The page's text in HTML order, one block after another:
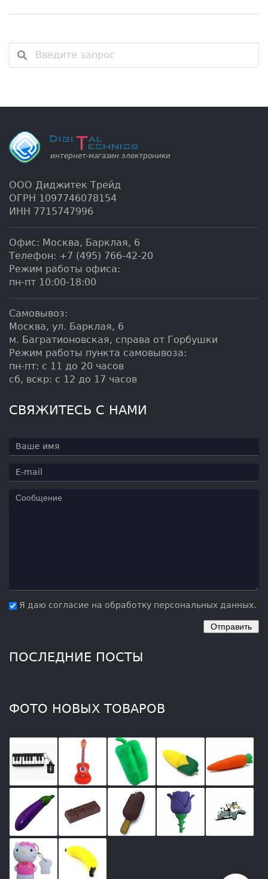
ООО Диджитек Трейд
ОГРН 1097746078154
ИНН 7715747996
Офис: Москва, Барклая, 6
Телефон: +7 (495) 766-42-20
Режим работы офиса:
пн-пт 10:00-18:00
Самовывоз:
Москва, ул. Барклая, 6
м. Багратионовская, справа от Горбушки
Режим работы пункта самовывоза:
пн-пт: с 11 до 20 часов
сб, вскр: с 12 до 17 часов
СВЯЖИТЕСЬ С НАМИ
Я даю согласие на обработку персональных данных.
ПОСЛЕДНИЕ ПОСТЫ
ФОТО НОВЫХ ТОВАРОВ